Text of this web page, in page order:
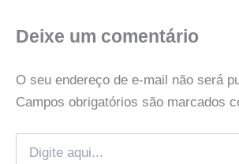
Deixe um comentário
O seu endereço de e-mail não será
Campos obrigatórios são marcados
aqui...